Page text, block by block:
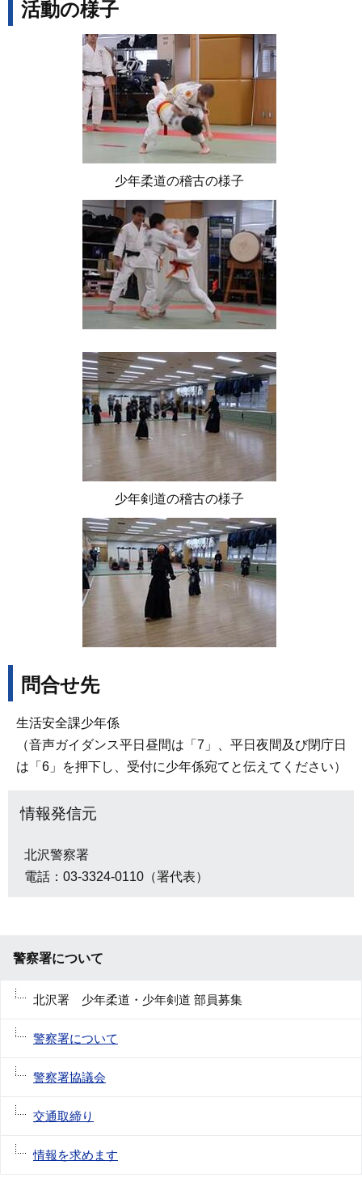
活動の様子
少年柔道の稽古の様子
少年剣道の稽古の様子
問合せ先
生活安全課少年係
（音声ガイダンス平日昼間は「7」、平日夜間及び閉庁日
は「6」を押下し、受付に少年係宛てと伝えてください）
情報発信元
北沢警察署
電話：03-3324-0110（署代表）
警察署について
北沢署 少年柔道・少年剣道 部員募集
警察署について
警察署協議会
交通取締り
情報を求めます